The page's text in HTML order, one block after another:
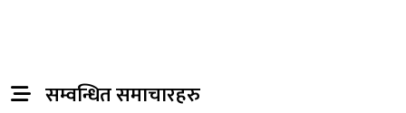
सम्वन्धित समाचारहरु